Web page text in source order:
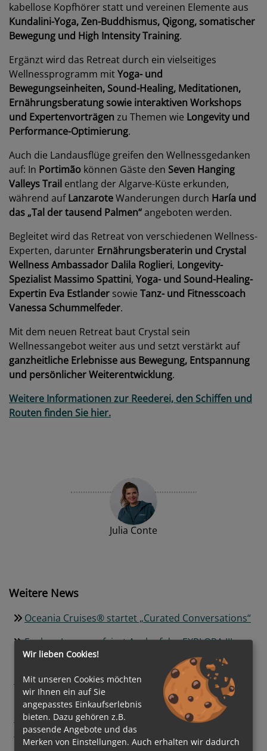
kabellose Kopfhörer statt und vereinen Elemente aus
Kundalini-Yoga, Zen-Buddhismus, Qigong, somatischer
Bewegung und High Intensity Training.
Ergänzt wird das Retreat durch ein vielseitiges
Wellnessprogramm mitYoga- und
Bewegungseinheiten, Sound-Healing, Meditationen,
Ernährungsberatung sowie interaktiven Workshops
und Expertenvorträgen zu Themen wie Longevity und
Performance-Optimierung.
Auch die Landausflüge greifen den Wellnessgedanken
auf: In Portimão können Gäste den Seven Hanging
Valleys Trail entlang der Algarve-Küste erkunden,
während aufLanzaroteWanderungen durch Haría und
das „Tal der tausend Palmen“angeboten werden.
Begleitet wird das Retreat von verschiedenen Wellness-
Experten, darunter Ernährungsberaterin und Crystal
Wellness Ambassador Dalila Roglieri, Longevity-
Spezialist Massimo Spattini, Yoga- und Sound-Healing-
Expertin Eva Estlander sowie Tanz- und Fitnesscoach
Vanessa Schummelfeder.
Mit dem neuen Retreat baut Crystal sein
Wellnessangebot weiter aus und setzt verstärkt auf
ganzheitliche Erlebnisse aus Bewegung, Entspannung
und persönlicher Weiterentwicklung.
Weitere Informationen zur Reederei, den Schiffen und
Routen finden Sie hier.
Julia Conte
Weitere News
Oceania Cruises® startet „Curated Conversations“
Explora Journeys feiert Auslauf der EXPLORA III
Neuer Traumstrand in der Karibik: Catalina Sugar
Beach wird zum exklusiven Premium-Ziel
Nachhaltige Transformation auf See: AIDA Cruises
setzt auf digitale Steuerung und grüne
Energiequellen
Wir lieben Cookies!
Mit unseren Cookies möchten
wir Ihnen ein auf Sie
angepasstes Einkaufserlebnis
bieten. Dazu gehören z.B.
passende Angebote und das
Merken von Einstellungen. Auch erhalten wir dadurch